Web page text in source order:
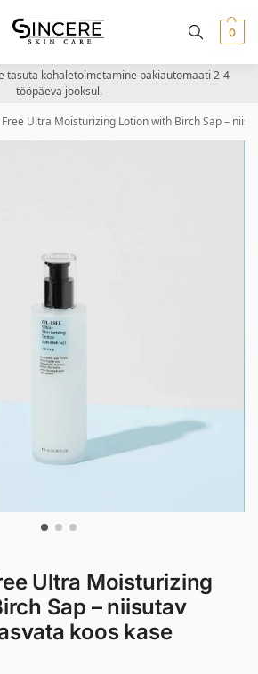
0
tasuta kohaletoimetamine pakiautomaati 2-4
tööpäeva jooksul.
Free Ultra Moisturizing Lotion with Birch Sap –
Ultra Moisturizing
Sap – niisutav
koos kase